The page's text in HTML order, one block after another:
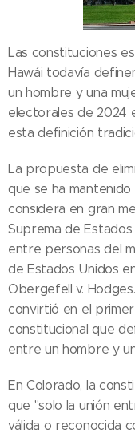
Las constituciones
Hawái todavía
un hombre y una
electorales de 2024
esta definición
La propuesta de
que se ha
considera en gran
Suprema de
entre personas del
de Estados Unidos
Obergefell v.
convirtió en el
constitucional que
entre un hombre y
En Colorado, la
que "solo la unión
válida o reconocida